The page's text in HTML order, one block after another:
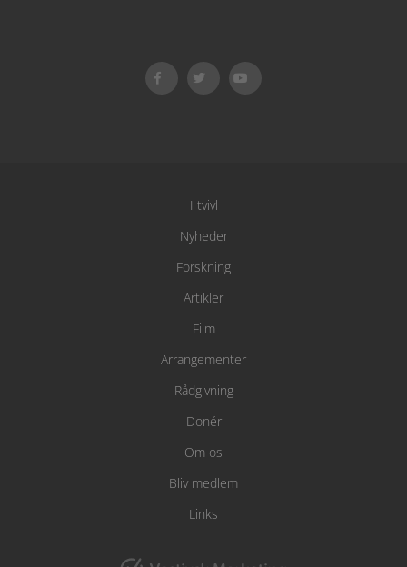
I tvivl
Nyheder
Forskning
Artikler
Film
Arrangementer
Rådgivning
Donér
Om os
Bliv medlem
Links